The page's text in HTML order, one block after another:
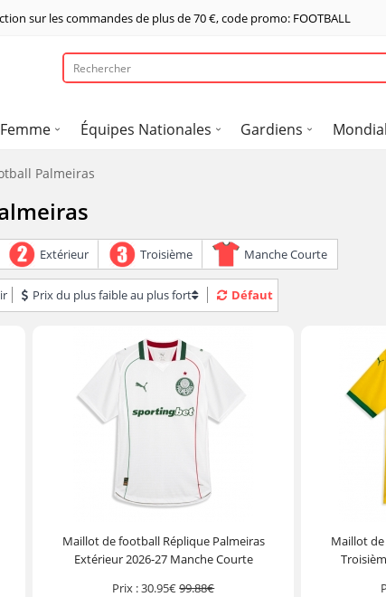
sur les commandes de plus de70 €, code promo: FOOTBALL
Femme Équipes Nationales Gardiens
Palmeiras
Extérieur Troisième Manche Courte
Prix du plus faible au plus fort Défaut
Maillot de football Réplique Palmeiras
Extérieur 2026-27 Manche Courte
Prix :30.95€99.88€
Maillot